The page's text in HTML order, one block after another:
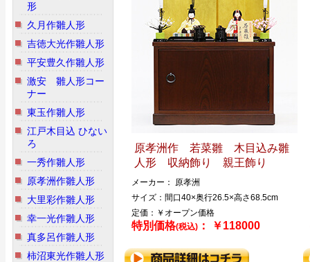
形
久月作雛人形
吉徳大光作雛人形
平安豊久作雛人形
激安 雛人形コー
ナー
東玉作雛人形
江戸木目込 ひない
ろ
一秀作雛人形
原孝洲作雛人形
大里彩作雛人形
幸一光作雛人形
真多呂作雛人形
柿沼東光作雛人形
原孝洲作 若菜雛 木目込み雛
人形 収納飾り 親王飾り
メーカー： 原孝洲
サイズ：間口40×奥行26.5×高さ68.5cm
定価：￥オープン価格
特別価格(税込)： ￥118000